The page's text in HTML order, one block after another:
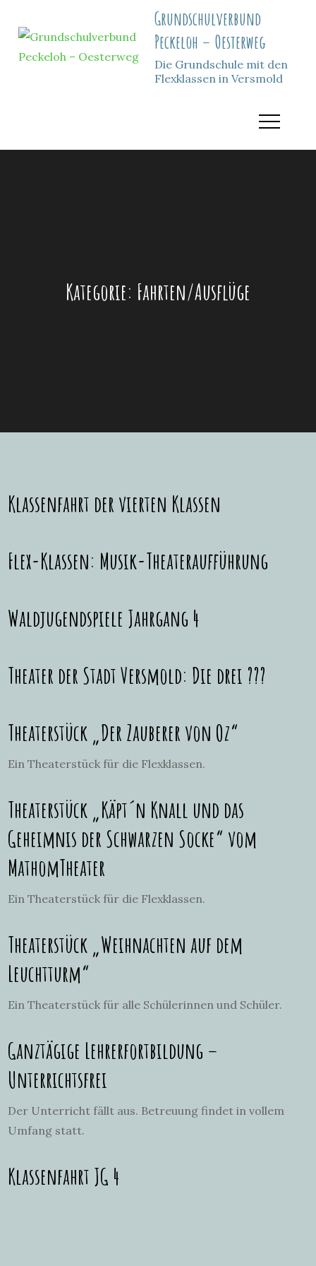
content
Grundschulverbund
Peckeloh – Oesterweg
Die Grundschule mit den
Flexklassen in Versmold
Kategorie: Fahrten/Ausflüge
Klassenfahrt der vierten Klassen
Flex-Klassen: Musik-Theateraufführung
Waldjugendspiele Jahrgang 4
Theater der Stadt Versmold: Die drei ???
Theaterstück „Der Zauberer von Oz“
Ein Theaterstück für die Flexklassen.
Theaterstück „Käpt´n Knall und das
Geheimnis der Schwarzen Socke“ vom
MathomTheater
Ein Theaterstück für die Flexklassen.
Theaterstück „Weihnachten auf dem
Leuchtturm“
Ein Theaterstück für alle Schülerinnen und Schüler.
Ganztägige Lehrerfortbildung –
Unterrichtsfrei
Der Unterricht fällt aus. Betreuung findet in vollem
Umfang statt.
Klassenfahrt JG 4